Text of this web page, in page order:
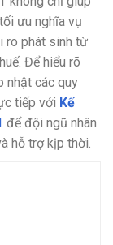
ưu nghĩa vụ
ro phát sinh từ
Để hiểu rõ
nhật các quy
tiếp với Kế
để đội ngũ nhân
hỗ trợ kịp thời.